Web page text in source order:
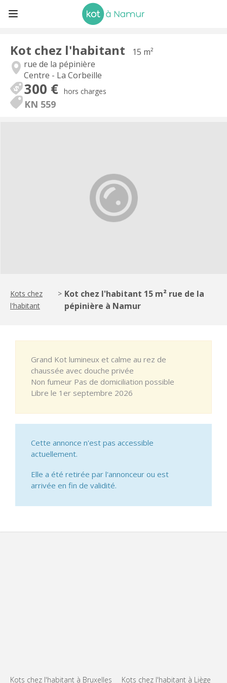
Kot chez l'habitant
15 m²
rue de la pépinière
Centre - La Corbeille
300 € hors charges
KN 559
Kots chez
l'habitant
> Kot chez l'habitant 15 m² rue de la
pépinière à Namur
Grand Kot lumineux et calme au rez de
chaussée avec douche privée
Non fumeur Pas de domiciliation possible
Libre le 1er septembre 2026
Cette annonce n'est pas accessible
actuellement.
Elle a été retirée par l'annonceur ou est
arrivée en fin de validité.
Kots chez l'habitant à Bruxelles Kots chez l'habitant à Liège